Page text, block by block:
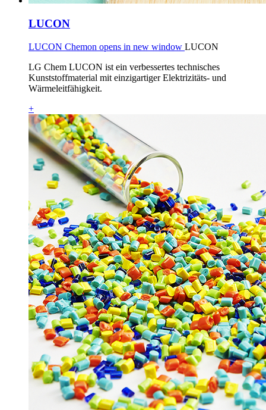
LUCON
LUCON Chemon opens in new window LUCON
LG Chem LUCON ist ein verbessertes technisches
Kunststoffmaterial mit einzigartiger Elektrizitäts- und
Wärmeleitfähigkeit.
+